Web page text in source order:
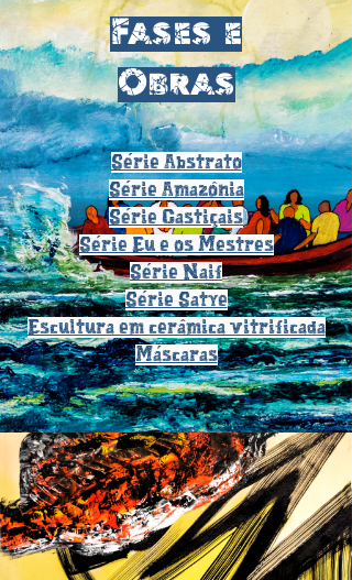
Fases e
Obras
Série Abstrato
Série Amazônia
Série Castiçais
Série Eu e os Mestres
Série Naif
Série Satye
Escultura em cerâmica vitrificada
Máscaras